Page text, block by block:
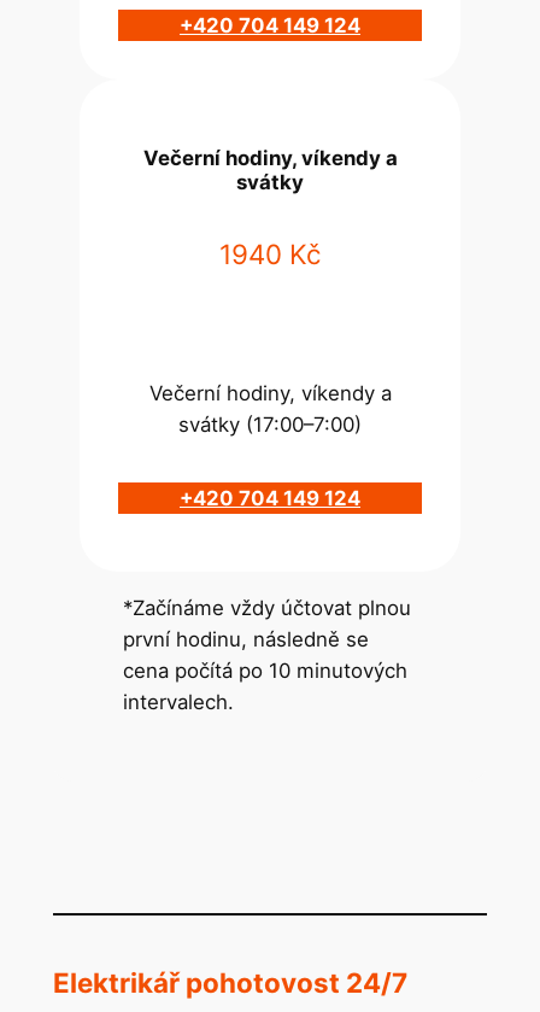
+420 704 149 124
Večerní hodiny, víkendy a
svátky
1940 Kč
Večerní hodiny, víkendy a
svátky (17:00–7:00)
+420 704 149 124
*Začínáme vždy účtovat plnou
první hodinu, následně se
cena počítá po 10 minutových
intervalech.
Elektrikář pohotovost 24/7